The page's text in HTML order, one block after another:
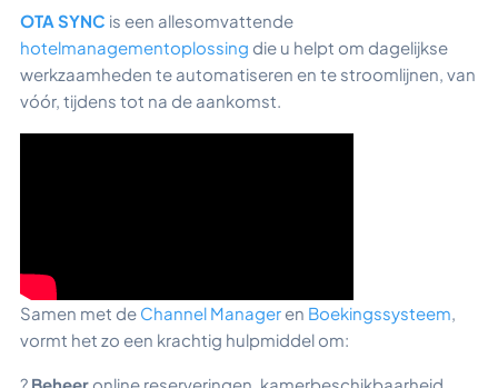
OTA SYNC is een allesomvattende
hotelmanagementoplossing die u helpt om dagelijkse
werkzaamheden te automatiseren en te stroomlijnen, van
vóór, tijdens tot na de aankomst.
Samen met de Channel Manager en Boekingssysteem
vormt het zo een krachtig hulpmiddel om: